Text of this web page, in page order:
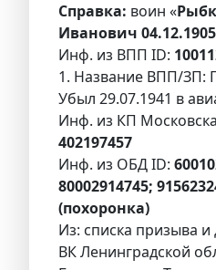
Справка: воин «
Иванович 04.12.1905
Инф. из ВПП ID:
1. Название ВПП/ЗП:
Убыл 29.07.1941 в
Инф. из КП
402197457
Инф. из ОБД ID:
80002914745;
(похоронка)
Из: списка призыва
ВК Ленинградской